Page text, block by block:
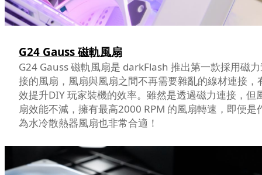
G24 Gauss 磁軌風扇
G24 Gauss 磁軌風扇是 darkFlash 推出第一款採用磁
接的風扇，風扇與風扇之間不再需要雜亂的線材連接，
效提升DIY 玩家裝機的效率。雖然是透過磁力連接，但
扇效能不減，擁有最高2000 RPM 的風扇轉速，即便是
為水冷散熱器風扇也非常合適！